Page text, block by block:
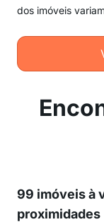
dos imóveis
99 imóveis à
proximidades